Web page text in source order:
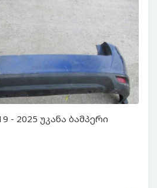
- 2025 უკანა ბამპერი